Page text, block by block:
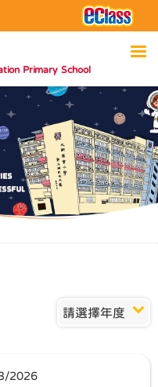
Primary School
請選擇年度
2026